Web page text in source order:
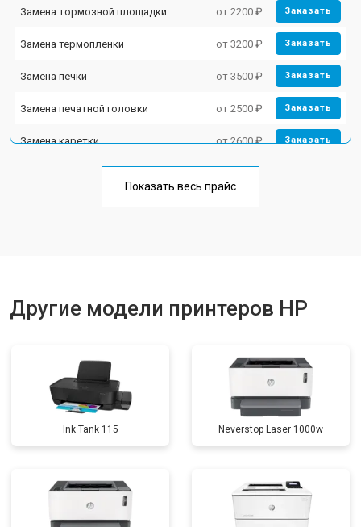
Замена тормозной площадки от 2200 ₽ Заказать
Замена термопленки от 3200 ₽ Заказать
Замена печки от 3500 ₽ Заказать
Замена печатной головки от 2500 ₽ Заказать
Замена каретки от 2600 ₽ Заказать
Замена блока питания от 2300 ₽
Показать весь прайс
Другие модели принтеров HP
Ink Tank 115 Neverstop Laser 1000w